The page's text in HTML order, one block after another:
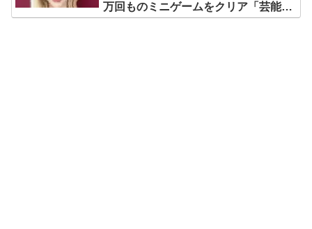
万回ものミニゲームをクリア「芸能人
たちが時間がないと言っているのは全